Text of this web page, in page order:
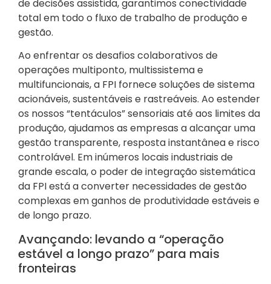
de decisões assistida, garantimos conectividade
total em todo o fluxo de trabalho de produção e
gestão.
Ao enfrentar os desafios colaborativos de
operações multiponto, multissistema e
multifuncionais, a FPI fornece soluções de sistema
acionáveis, sustentáveis e rastreáveis. Ao estender
os nossos “tentáculos” sensoriais até aos limites da
produção, ajudamos as empresas a alcançar uma
gestão transparente, resposta instantânea e risco
controlável. Em inúmeros locais industriais de
grande escala, o poder de integração sistemática
da FPI está a converter necessidades de gestão
complexas em ganhos de produtividade estáveis e
de longo prazo.
Avançando: levando a “operação
estável a longo prazo” para mais
fronteiras